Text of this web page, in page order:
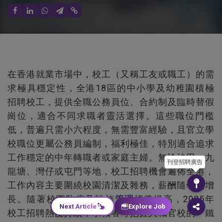
在香港就業市場中，校工（又稱工友或職工）的需
求極具穩定性，全港18區的中小學及幼稚園積極
招聘校工，提供全職公務員位、合約制及臨時替假
崗位，適合不同求職者靈活選擇。這些職位門檻
低，普遍只需小六程度，無需豐富經驗，且官立學
校職位更屬公務員編制，福利極佳，特別適合追求
工作穩定的中年轉職者或家庭主婦。無論沙田、九
龍塘、灣仔或屯門等地，校工招聘機會遍佈全港，
工作內容主要圍繞校園清潔及雜務，薪酬隨年資增
長。隨著校園防疫及設施管理標準提高，2025年
校工招聘熱度持續，求職者可把握入職官校的「鐵
刊登招聘廣告
Next Article Explore Job